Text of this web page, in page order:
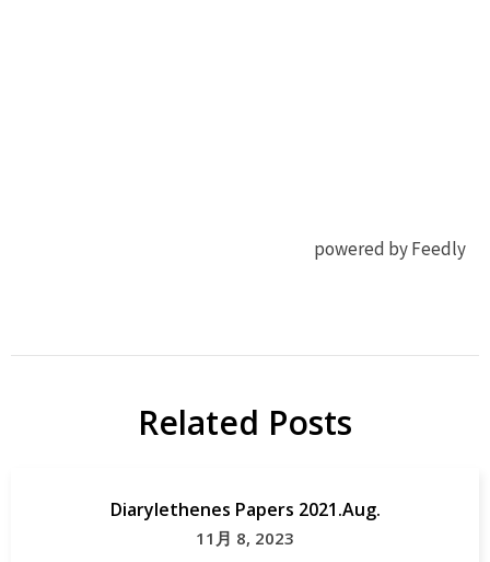
powered by Feedly
Related Posts
Diarylethenes Papers 2021.Aug.
11月 8, 2023